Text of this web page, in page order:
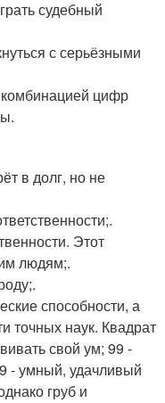
судебный
с серьёзными
комбинацией цифр
в долг, но не
Этот
людям;.
способности, а
точных наук. Квадрат
свой ум; 99 -
- умный, удачливый
груб и